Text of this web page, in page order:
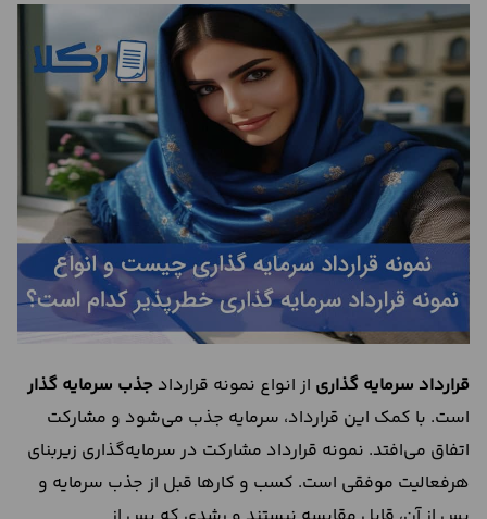
درباره
ما
تماس
با
ما
قرارداد سرمایه گذاری از انواع نمونه قرارداد جذب سرمایه گذار
است. با کمک این قرارداد، سرمایه جذب می‌شود و مشارکت
اتفاق می‌افتد. نمونه قرارداد مشارکت در سرمایه‌گذاری زیربنای
هرفعالیت موفقی است. کسب و کار‌ها قبل از جذب سرمایه و